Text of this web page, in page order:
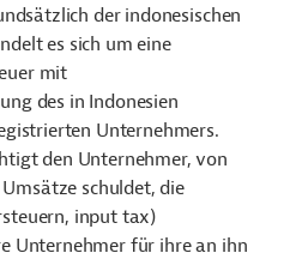
der indonesischen
es sich um eine
mit
des in Indonesien
Unternehmers.
den Unternehmer, von
schuldet, die
input tax)
Unternehmer für ihre an ihn